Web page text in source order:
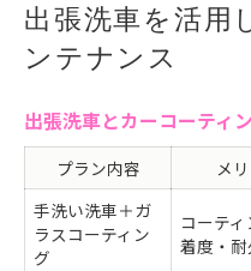
出張洗車を活用
ンテナンス
出張洗車とカーコーティ
プラン内容 メ
手洗い洗車＋ガ
ラスコーティン
グ
コーテ
着度・